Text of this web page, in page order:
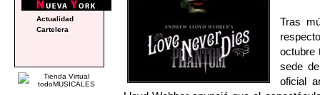
Tras
octubre
sede
oficial
Actualidad
Cartelera